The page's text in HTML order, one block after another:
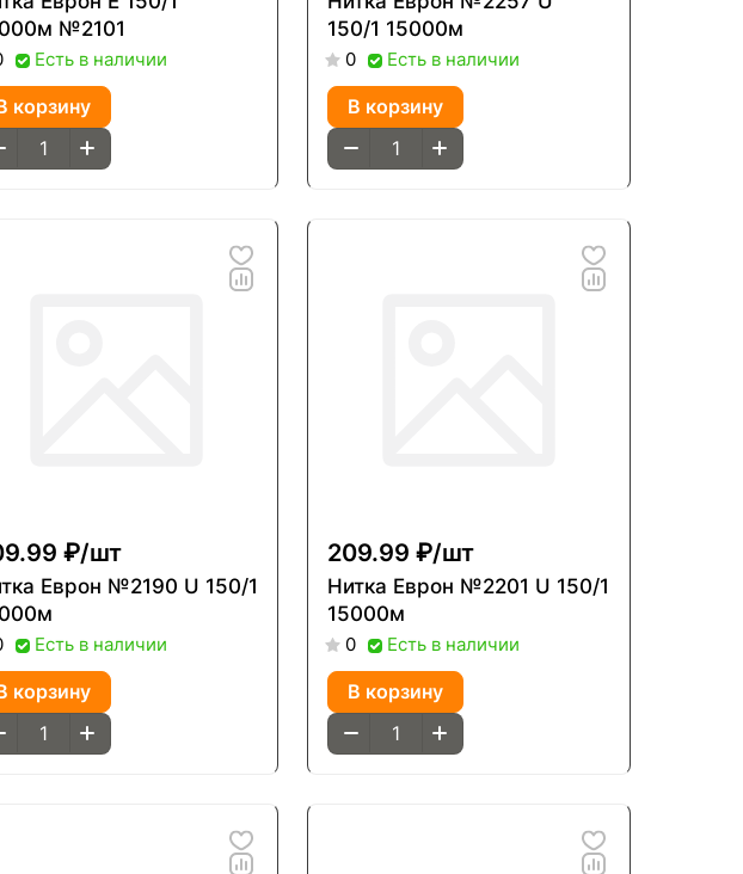
№2101
Есть в наличии
корзину
150/1 15000м
0 Есть в наличии
В корзину
₽/шт
Еврон №2190 U 150/1
Есть в наличии
корзину
209.99 ₽/шт
Нитка Еврон №2201 U 150/1
15000м
0 Есть в наличии
В корзину